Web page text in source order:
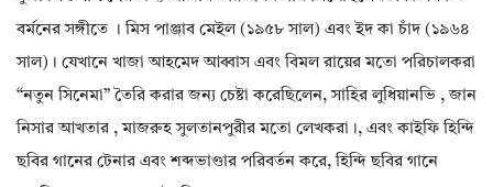
বর্মনের সঙ্গীতে । মিস পাঞ্জাব মেইল ​​(১৯৫৮ সাল) এবং ইদ কা চাঁদ (১৯৬৪
সাল)। যেখানে খাজা আহমেদ আব্বাস এবং বিমল রায়ের মতো পরিচালকরা
“নতুন সিনেমা” তৈরি করার জন্য চেষ্টা করেছিলেন, সাহির লুধিয়ানভি , জান
নিসার আখতার , মাজরুহ সুলতানপুরীর মতো লেখকরা।, এবং কাইফি হিন্দি
ছবির গানের টেনার এবং শব্দভাণ্ডার পরিবর্তন করে, হিন্দি ছবির গানে